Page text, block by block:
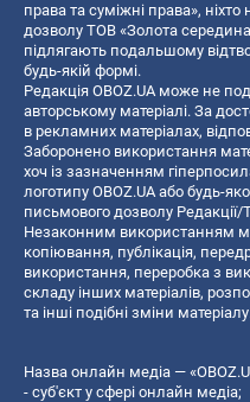
права та суміжні права»,
дозволу ТОВ «Золота
підлягають подальшому
будь-якій формі.
Редакція OBOZ.UA може не
авторському матеріалі. За
в рекламних матеріалах,
Заборонено використання
хоч із зазначенням
логотипу OBOZ.UA або будь-
письмового дозволу
Незаконним використанням
копiювання, публiкацiя,
використання, переробка з
складу інших матеріалів,
та інші подібні зміни матеріалу.
Назва онлайн медіа —
- суб'єкт у сфері онлайн медіа;